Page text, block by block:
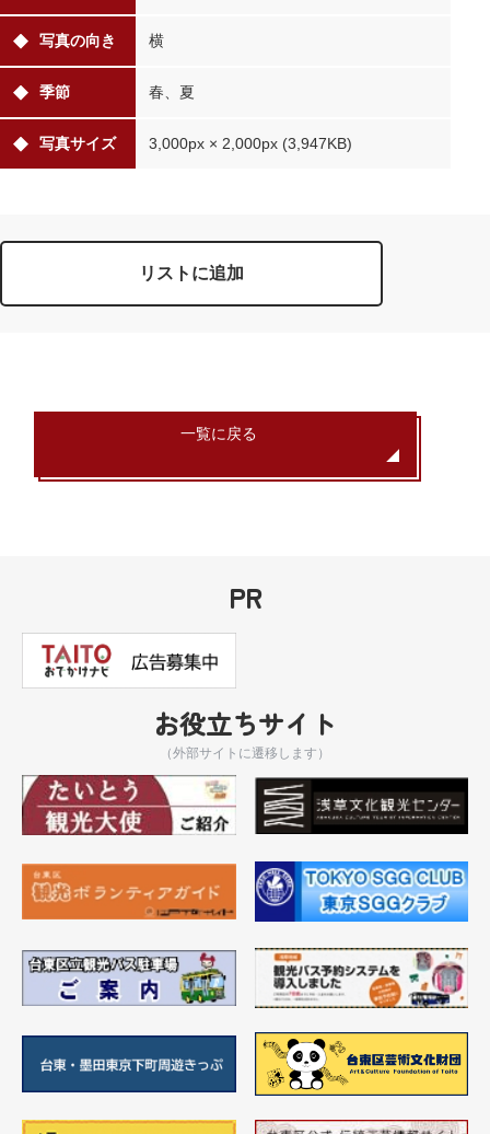
写真の向き 横
季節 春、夏
写真サイズ 3,000px × 2,000px (3,947KB)
リストに追加
一覧に戻る
PR
お役立ちサイト
（外部サイトに遷移します）